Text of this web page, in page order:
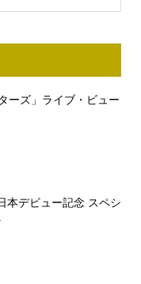
ーズ」ライブ・ビュー
本デビュー記念 スペシ